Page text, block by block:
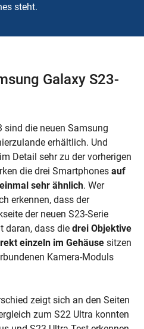
steht.
Galaxy S23-
sind die neuen Samsung
erhältlich. Und
Detail sehr zu der vorherigen
die drei Smartphones auf
sehr ähnlich. Wer
erkennen, dass der
der neuen S23-Serie
daran, dass die drei Objektive
einzeln im Gehäuse sitzen
Kamera-Moduls
zeigt sich an den Seiten
zum S22 Ultra konnten